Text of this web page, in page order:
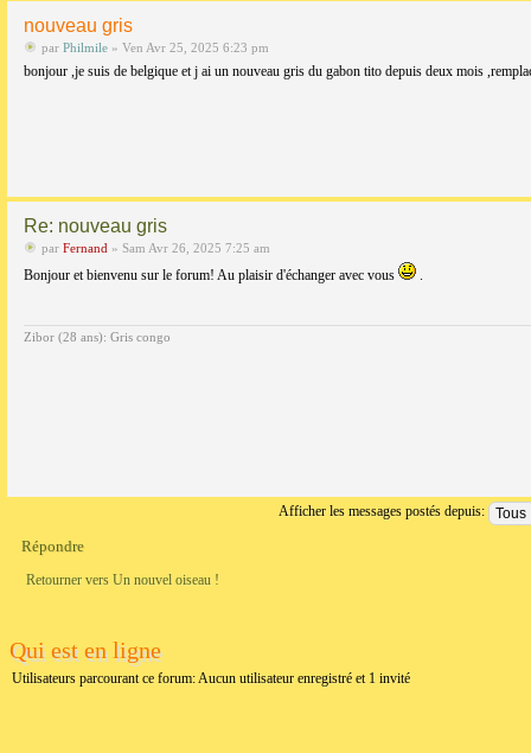
nouveau gris
par Philmile » Ven Avr 25, 2025 6:23 pm
bonjour ,je suis de belgique et j ai un nouveau gris du gabon tito depuis deux mois
Re: nouveau gris
par Fernand » Sam Avr 26, 2025 7:25 am
Bonjour et bienvenu sur le forum! Au plaisir d'échanger avec vous
Zibor (28 ans): Gris congo
Afficher les messages postés depuis:
Répondre
Retourner vers Un nouvel oiseau !
Qui est en ligne
Utilisateurs parcourant ce forum: Aucun utilisateur enregistré et 1 invité